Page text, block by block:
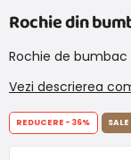
Rochie din
Rochie de bumbac
Vezi descrierea
REDUCERE -36% SALE